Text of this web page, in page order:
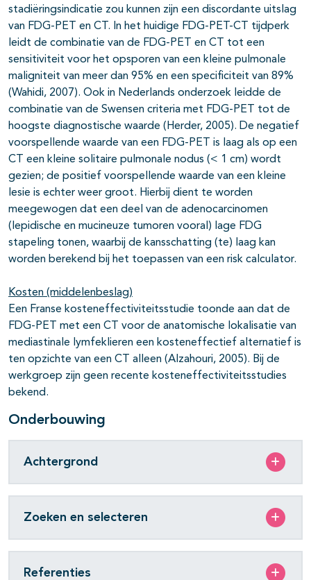
stadiëringsindicatie zou kunnen zijn een discordante uitslag
van FDG-PET en CT. In het huidige FDG-PET-CT tijdperk
leidt de combinatie van de FDG-PET en CT tot een
sensitiviteit voor het opsporen van een kleine pulmonale
maligniteit van meer dan 95% en een specificiteit van 89%
(Wahidi, 2007). Ook in Nederlands onderzoek leidde de
combinatie van de Swensen criteria met FDG-PET tot de
hoogste diagnostische waarde (Herder, 2005). De negatief
voorspellende waarde van een FDG-PET is laag als op een
CT een kleine solitaire pulmonale nodus (< 1 cm) wordt
gezien; de positief voorspellende waarde van een kleine
lesie is echter weer groot. Hierbij dient te worden
meegewogen dat een deel van de adenocarcinomen
(lepidische en mucineuze tumoren vooral) lage FDG
stapeling tonen, waarbij de kansschatting (te) laag kan
worden berekend bij het toepassen van een risk calculator.
Kosten (middelenbeslag)
Een Franse kosteneffectiviteitsstudie toonde aan dat de
FDG-PET met een CT voor de anatomische lokalisatie van
mediastinale lymfeklieren een kosteneffectief alternatief is
ten opzichte van een CT alleen (Alzahouri, 2005). Bij de
werkgroep zijn geen recente kosteneffectiviteitsstudies
bekend.
Onderbouwing
Achtergrond
Zoeken en selecteren
Referenties